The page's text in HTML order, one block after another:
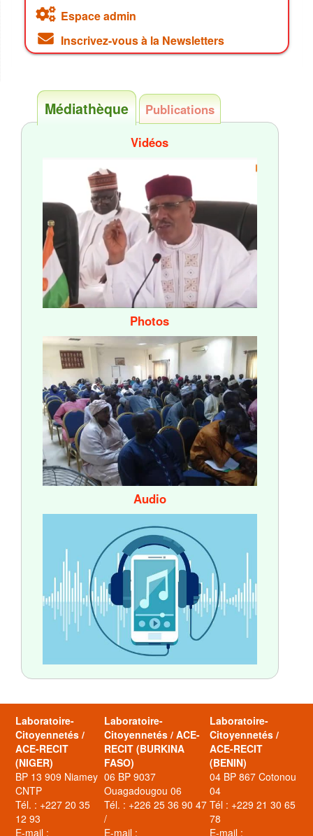
Espace admin
Inscrivez-vous à la Newsletters
Médiathèque
Publications
Vidéos
Photos
Audio
Laboratoire-
Citoyennetés /
ACE-RECIT
(NIGER)
BP 13 909 Niamey
CNTP
Tél. : +227 20 35
12 93
E-mail :
Laboratoire-
Citoyennetés / ACE-
RECIT (BURKINA
FASO)
06 BP 9037
Ouagadougou 06
Tél. : +226 25 36 90 47
/
E-mail :
Laboratoire-
Citoyennetés /
ACE-RECIT
(BENIN)
04 BP 867 Cotonou
04
Tél : +229 21 30 65
78
E-mail :